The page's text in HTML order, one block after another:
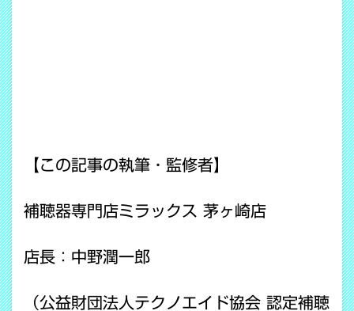
【この記事の執筆・監修者】
補聴器専門店ミラックス 茅ヶ崎店
店長：中野潤一郎
（公益財団法人テクノエイド協会 認定補聴